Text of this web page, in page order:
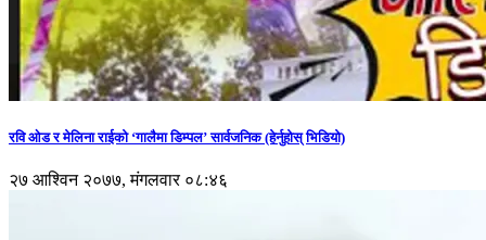
रवि ओड र मेलिना राईको ‘गालैमा डिम्पल’ सार्वजनिक (हेर्नुहोस् भिडियो)
२७ आश्विन २०७७, मंगलवार ०८:४६